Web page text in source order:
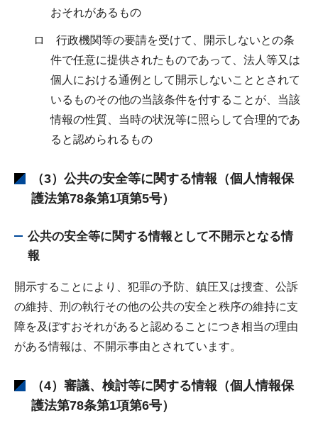
おそれがあるもの
ロ 行政機関等の要請を受けて、開示しないとの条
件で任意に提供されたものであって、法人等又は
個人における通例として開示しないこととされて
いるものその他の当該条件を付することが、当該
情報の性質、当時の状況等に照らして合理的であ
ると認められるもの
（3）公共の安全等に関する情報（個人情報保
護法第78条第1項第5号）
公共の安全等に関する情報として不開示となる情
報
開示することにより、犯罪の予防、鎮圧又は捜査、公訴
の維持、刑の執行その他の公共の安全と秩序の維持に支
障を及ぼすおそれがあると認めることにつき相当の理由
がある情報は、不開示事由とされています。
（4）審議、検討等に関する情報（個人情報保
護法第78条第1項第6号）